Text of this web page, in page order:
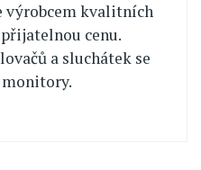
výrobcem kvalitních
cenu.
a sluchátek se